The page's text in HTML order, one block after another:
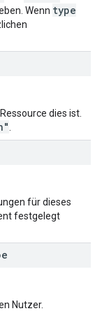
Wenn type
dies ist.
für dieses
festgelegt
Nutzer.